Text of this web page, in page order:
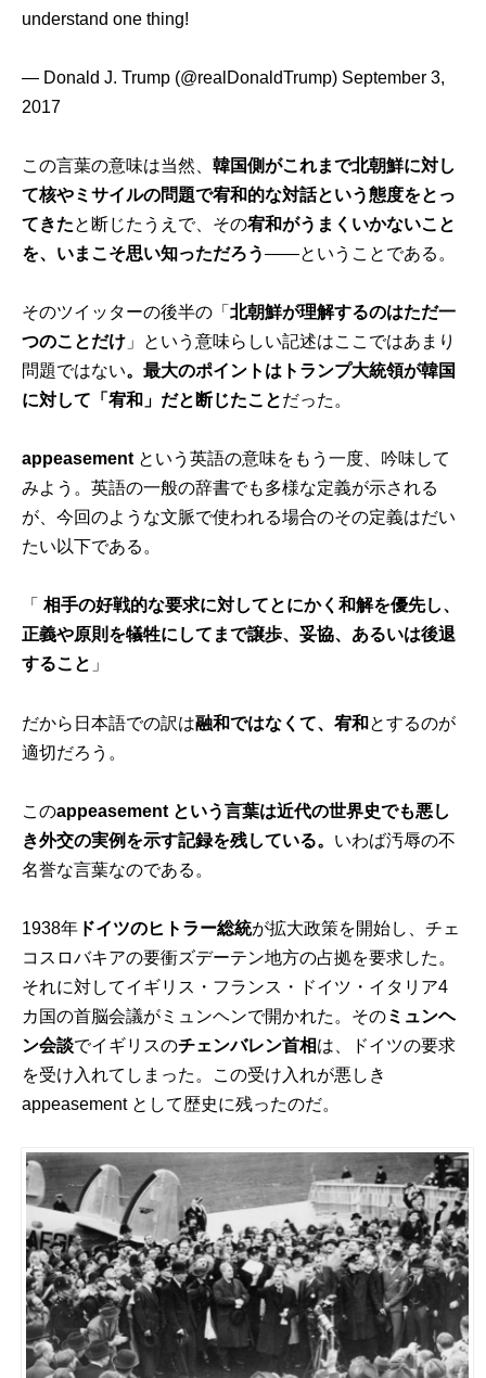
understand one thing!
— Donald J. Trump (@realDonaldTrump) September 3,
2017
この言葉の意味は当然、韓国側がこれまで北朝鮮に対し
て核やミサイルの問題で宥和的な対話という態度をとっ
てきたと断じたうえで、その宥和がうまくいかないこと
を、いまこそ思い知っただろう――ということである。
そのツイッターの後半の「北朝鮮が理解するのはただ一
つのことだけ 」という意味らしい記述はここではあまり
問題ではない。最大のポイントはトランプ大統領が韓国
に対して「宥和」だと断じたことだった。
appeasement という英語の意味をもう一度、吟味して
みよう。英語の一般の辞書でも多様な定義が示される
が、今回のような文脈で使われる場合のその定義はだい
たい以下である。
「相手の好戦的な要求に対してとにかく和解を優先し、
正義や原則を犠牲にしてまで譲歩、妥協、あるいは後退
すること 」
だから日本語での訳は融和ではなくて、宥和 とするのが
適切だろう。
このappeasement という言葉は近代の世界史でも悪し
き外交の実例を示す記録を残している。 いわば汚辱の不
名誉な言葉なのである。
1938年 ドイツのヒトラー総統が拡大政策を開始し、チェ
コスロバキアの要衝ズデーテン地方の占拠を要求した。
それに対してイギリス・フランス・ドイツ・イタリア4
カ国の首脳会議がミュンヘンで開かれた。そのミュンヘ
ン会談でイギリスのチェンバレン首相は、ドイツの要求
を受け入れてしまった。この受け入れが悪しき
appeasement として歴史に残ったのだ。